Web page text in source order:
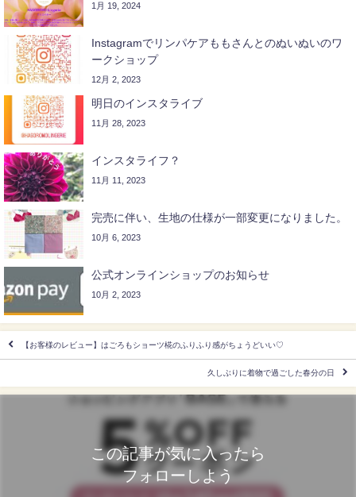
1月 19, 2024
Instagramでリンパケアももさんとのぬいぬいのワ
ークショップ
12月 2, 2023
明日のインスタライブ
11月 28, 2023
インスタライフ？
11月 11, 2023
完売に伴い、生地の仕様が一部変更になりました。
10月 6, 2023
公式オンラインショップのお知らせ
10月 2, 2023
【お客様のレビュー】はごろもショーツ椛のふりふり感がちょうどいい♡
久しぶりに着物で過ごした春分の日
この記事が気に入ったら
フォローしよう